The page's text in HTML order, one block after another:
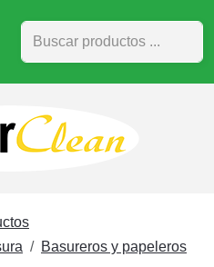
Buscar
Basureros y papeleros